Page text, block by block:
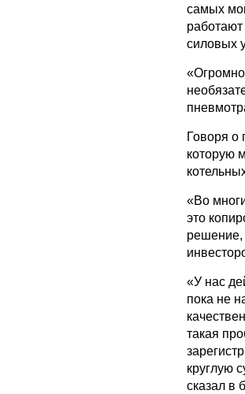
самых
работают
силовых
Говоря о
которую
«Во
это
решение,
«У нас
пока не
такая
круглую
сказал в